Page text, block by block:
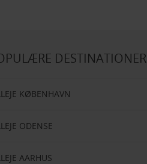
DESTINATIONER
KØBENHAVN
ODENSE
AARHUS